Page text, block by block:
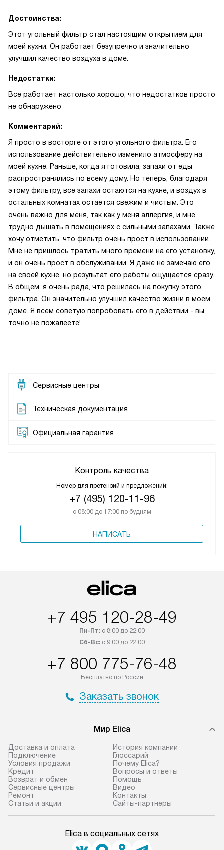
Достоинства:
Этот угольный фильтр стал настоящим открытием для
моей кухни. Он работает безупречно и значительно
улучшил качество воздуха в доме.
Недостатки:
Все работает настолько хорошо, что недостатков просто
не обнаружено
Комментарий:
Я просто в восторге от этого угольного фильтра. Его
использование действительно изменило атмосферу на
моей кухне. Раньше, когда я готовила, запахи от еды
распространялись по всему дому. Но теперь, благодаря
этому фильтру, все запахи остаются на кухне, и воздух в
остальных комнатах остается свежим и чистым. Это
очень важно для меня, так как у меня аллергия, и мне
трудно дышать в помещениях с сильными запахами. Также
хочу отметить, что фильтр очень прост в использовании.
Мне не пришлось тратить много времени на его установку,
и он очень прост в обслуживании. Я даже не замечаю его
на своей кухне, но результат его работы ощущается сразу.
В общем, я очень рада, что решилась на покупку этого
фильтра. Он значительно улучшил качество жизни в моем
доме. Я всем советую попробовать его в действии - вы
точно не пожалеете!
Сервисные центры
Техническая документация
Официальная гарантия
Контроль качества
Номер для претензий и предложений:
+7 (495) 120-11-96
с 08:00 до 17:00 по будням
НАПИСАТЬ
+7 495 120-28-49
Пн-Пт:с 8:00 до 22:00
Сб-Вс:с 9:00 до 22:00
+7 800 775-76-48
Бесплатно по России
Заказать звонок
Мир Elica
Доставка и оплата
Подключение
Условия продажи
Кредит
Возврат и обмен
Сервисные центры
Ремонт
Статьи и акции
История компании
Глоссарий
Почему Elica?
Вопросы и ответы
Помощь
Видео
Контакты
Сайты-партнеры
Elica в социальных сетях